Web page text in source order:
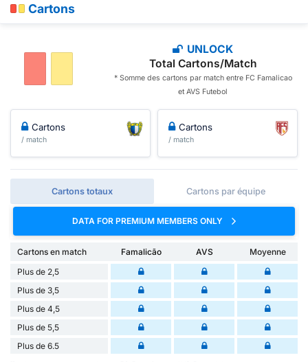
Cartons
UNLOCK
Total Cartons/Match
* Somme des cartons par match entre FC Famalicao
et AVS Futebol
Cartons
/ match
Cartons
/ match
Cartons totaux Cartons par équipe
DATA FOR PREMIUM MEMBERS ONLY
Cartons en match Famalicão AVS
Moyenne
Plus de 2,5
Plus de 3,5
Plus de 4,5
Plus de 5,5
Plus de 6.5